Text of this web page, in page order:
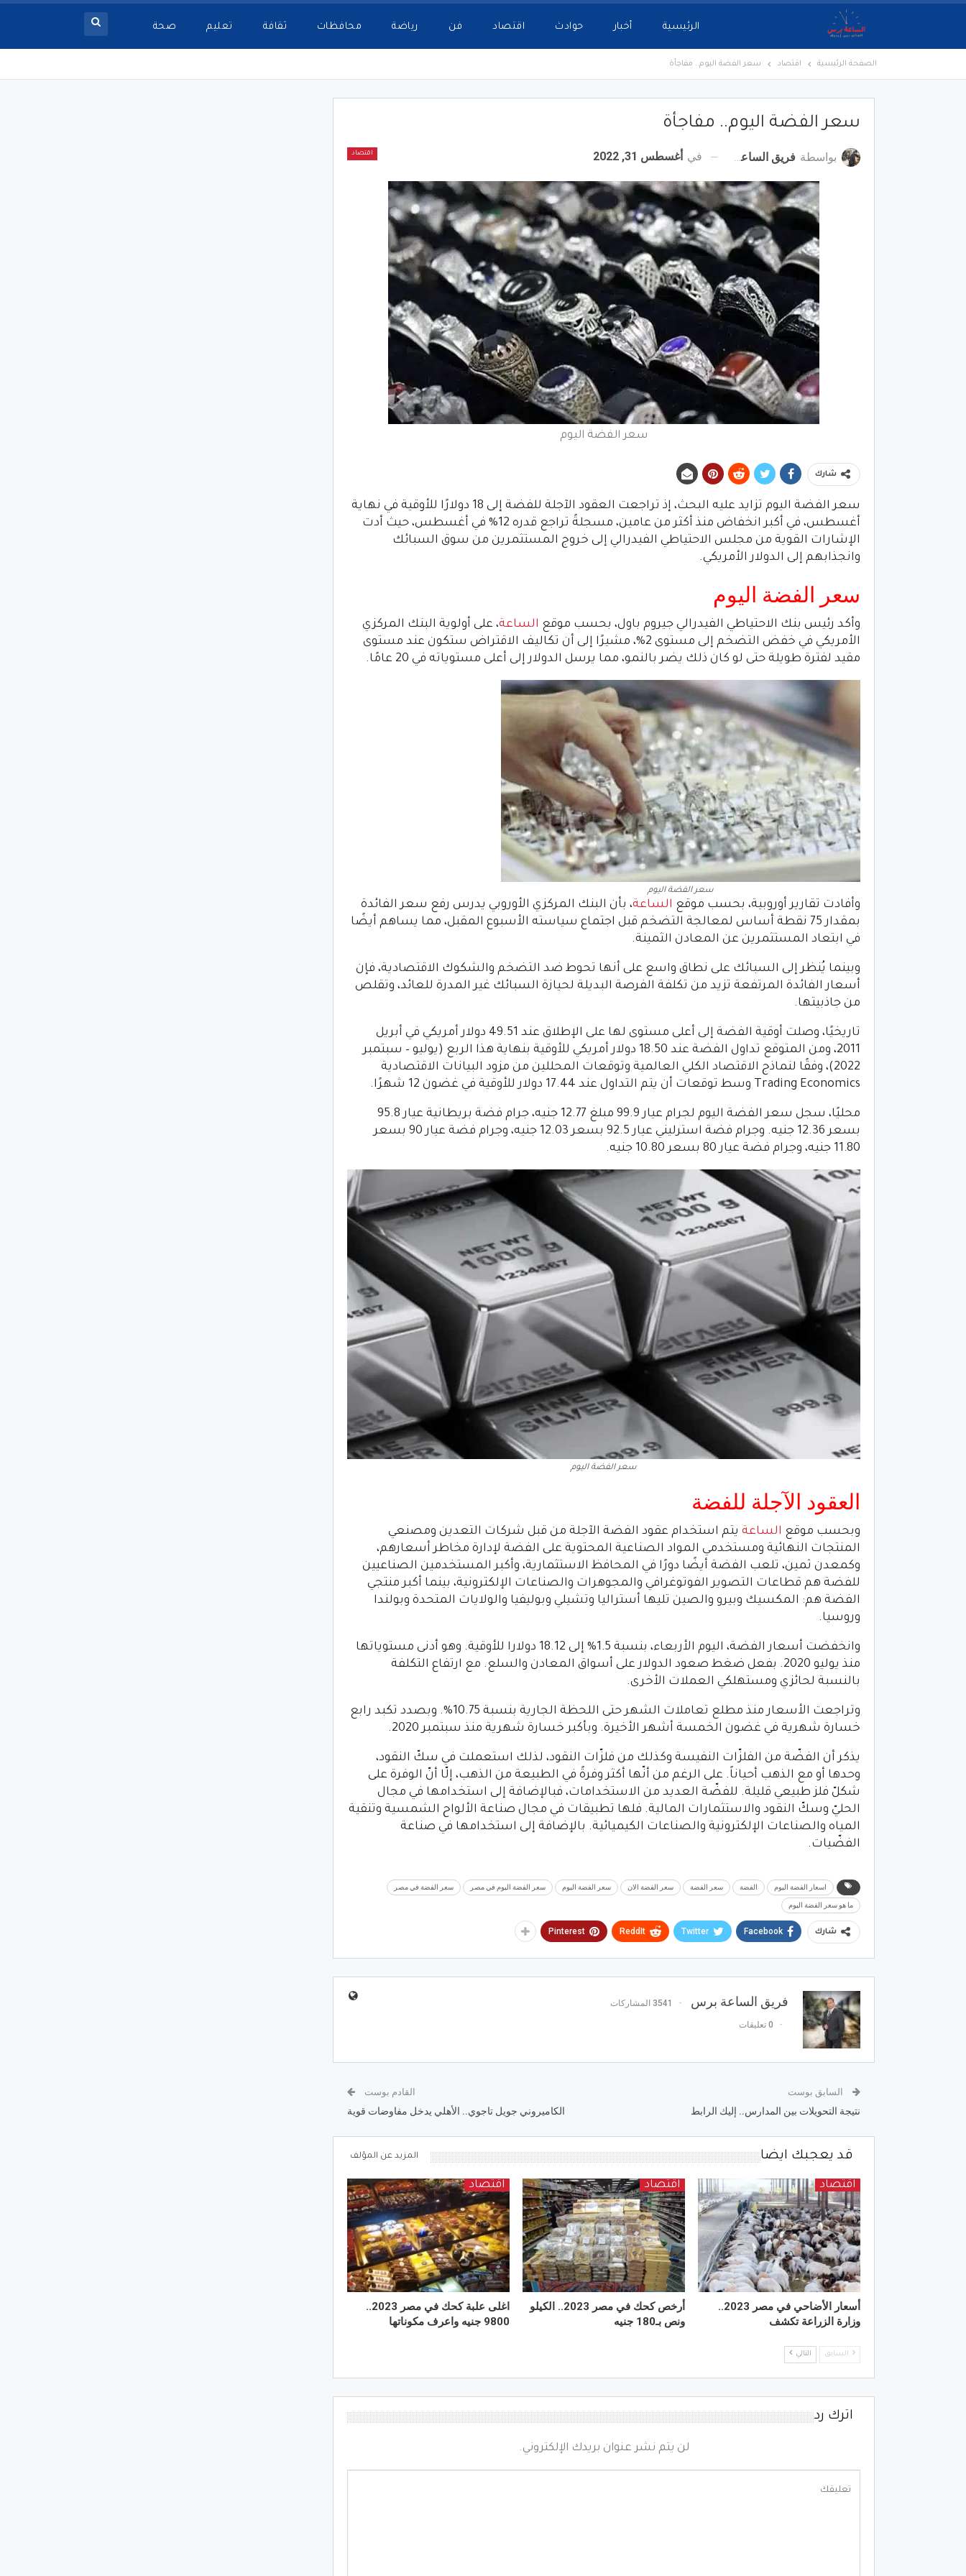
الرئيسية أخبار حوادث اقتصاد فن رياضة محافظات ثقافة تعليم صحة
الصفحة الرئيسية اقتصاد سعر الفضة اليوم.. مفاجأة
سعر الفضة اليوم.. مفاجأة
اقتصاد بواسطة فريق الساعة برس في أغسطس 31, 2022
سعر الفضة اليوم
شارك
سعر الفضة اليوم تزايد عليه البحث، إذ تراجعت العقود الآجلة للفضة إلى 18 دولارًا للأوقية في نهاية
أغسطس، في أكبر انخفاض منذ أكثر من عامين، مسجلةً تراجع قدره 12% في أغسطس، حيث أدت
الإشارات القوية من مجلس الاحتياطي الفيدرالي إلى خروج المستثمرين من سوق السبائك
وانجذابهم إلى الدولار الأمريكي.
سعر الفضة اليوم
وأكد رئيس بنك الاحتياطي الفيدرالي جيروم باول، بحسب موقع الساعة، على أولوية البنك المركزي
الأمريكي في خفض التضخم إلى مستوى 2%، مشيرًا إلى أن تكاليف الاقتراض ستكون عند مستوى
مقيد لفترة طويلة حتى لو كان ذلك يضر بالنمو، مما يرسل الدولار إلى أعلى مستوياته في 20 عامًا.
سعر الفضة اليوم
وأفادت تقارير أوروبية، بحسب موقع الساعة، بأن البنك المركزي الأوروبي يدرس رفع سعر الفائدة
بمقدار 75 نقطة أساس لمعالجة التضخم قبل اجتماع سياسته الأسبوع المقبل، مما يساهم أيضًا
في ابتعاد المستثمرين عن المعادن الثمينة.
وبينما يُنظر إلى السبائك على نطاق واسع على أنها تحوط ضد التضخم والشكوك الاقتصادية، فإن
أسعار الفائدة المرتفعة تزيد من تكلفة الفرصة البديلة لحيازة السبائك غير المدرة للعائد، وتقلص
من جاذبيتها.
تاريخيًا، وصلت أوقية الفضة إلى أعلى مستوى لها على الإطلاق عند 49.51 دولار أمريكي في أبريل
2011، ومن المتوقع تداول الفضة عند 18.50 دولار أمريكي للأوقية بنهاية هذا الربع (يوليو – سبتمبر
2022)، وفقًا لنماذج الاقتصاد الكلي العالمية وتوقعات المحللين من مزود البيانات الاقتصادية
Trading Economics وسط توقعات أن يتم التداول عند 17.44 دولار للأوقية في غضون 12 شهرًا.
محليًا، سجل سعر الفضة اليوم لجرام عيار 99.9 مبلغ 12.77 جنيه، جرام فضة بريطانية عيار 95.8
بسعر 12.36 جنيه. وجرام فضة استرليني عيار 92.5 بسعر 12.03 جنيه، وجرام فضة عيار 90 بسعر
11.80 جنيه، وجرام فضة عيار 80 بسعر 10.80 جنيه.
سعر الفضة اليوم
العقود الآجلة للفضة
وبحسب موقع الساعة يتم استخدام عقود الفضة الآجلة من قبل شركات التعدين ومصنعي
المنتجات النهائية ومستخدمي المواد الصناعية المحتوية على الفضة لإدارة مخاطر أسعارهم،
وكمعدن ثمين، تلعب الفضة أيضًا دورًا في المحافظ الاستثمارية، وأكبر المستخدمين الصناعيين
للفضة هم قطاعات التصوير الفوتوغرافي والمجوهرات والصناعات الإلكترونية، بينما أكبر منتجي
الفضة هم: المكسيك وبيرو والصين تليها أستراليا وتشيلي وبوليفيا والولايات المتحدة وبولندا
وروسيا.
وانخفضت أسعار الفضة، اليوم الأربعاء، بنسبة 1.5% إلى 18.12 دولارا للأوقية. وهو أدنى مستوياتها
منذ يوليو 2020. بفعل ضغط صعود الدولار على أسواق المعادن والسلع. مع ارتفاع التكلفة
بالنسبة لحائزي ومستهلكي العملات الأخرى.
وتراجعت الأسعار منذ مطلع تعاملات الشهر حتى اللحظة الجارية بنسبة 10.75%. وبصدد تكبد رابع
خسارة شهرية في غضون الخمسة أشهر الأخيرة. وبأكبر خسارة شهرية منذ سبتمبر 2020.
يذكر أن الفضّة من الفلزّات النفيسة وكذلك من فلزّات النقود، لذلك استعملت في سكّ النقود،
وحدها أو مع الذهب أحياناً. على الرغم من أنّها أكثر وفرةً في الطبيعة من الذهب، إلّا أنّ الوفرة على
شكلّ فلز طبيعي قليلة. للفضّة العديد من الاستخدامات، فبالإضافة إلى استخدامها في مجال
الحليّ وسكّ النقود والاستثمارات المالية. فلها تطبيقات في مجال صناعة الألواح الشمسية وتنقية
المياه والصناعات الإلكترونية والصناعات الكيميائية. بالإضافة إلى استخدامها في صناعة
الفضّيات.
اسعار الفضة اليوم الفضة سعر الفضة سعر الفضة الان سعر الفضة اليوم سعر الفضة اليوم في مصر سعر الفضة في مصر
ما هو سعر الفضة اليوم
شارك Facebook
Twitter
ReddIt
Pinterest
فريق الساعة برس 3541 المشاركات
0 تعليقات
السابق بوست
نتيجة التحويلات بين المدارس.. إليك الرابط
القادم بوست
الكاميروني جويل تاجوي.. الأهلي يدخل مفاوضات قوية
قد يعجبك ايضا المزيد عن المؤلف
اقتصاد
أسعار الأضاحي في مصر 2023..
وزارة الزراعة تكشف
اقتصاد
أرخص كحك في مصر 2023.. الكيلو
ونص بـ180 جنيه
اقتصاد
اغلى علبة كحك في مصر 2023..
9800 جنيه واعرف مكوناتها
السابق التالي
اترك رد
لن يتم نشر عنوان بريدك الإلكتروني.